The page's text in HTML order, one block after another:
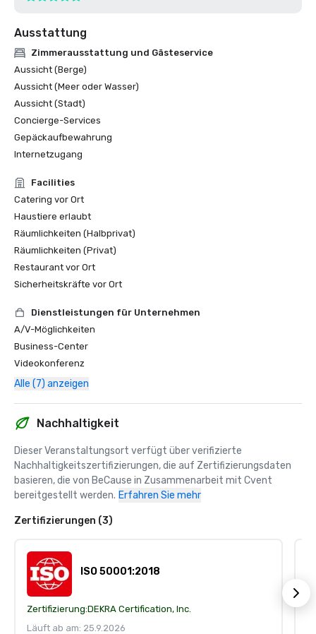
Ausstattung
Zimmerausstattung und Gästeservice
Aussicht (Berge)
Aussicht (Meer oder Wasser)
Aussicht (Stadt)
Concierge-Services
Gepäckaufbewahrung
Internetzugang
Facilities
Catering vor Ort
Haustiere erlaubt
Räumlichkeiten (Halbprivat)
Räumlichkeiten (Privat)
Restaurant vor Ort
Sicherheitskräfte vor Ort
Dienstleistungen für Unternehmen
A/V-Möglichkeiten
Business-Center
Videokonferenz
Alle (7) anzeigen
Nachhaltigkeit
Dieser Veranstaltungsort verfügt über verifizierte
Nachhaltigkeitszertifizierungen, die auf Zertifizierungsdaten
basieren, die von BeCause in Zusammenarbeit mit Cvent
bereitgestellt werden. Erfahren Sie mehr
Zertifizierungen (3)
ISO 50001:2018
Zertifizierung:DEKRA Certification, Inc.
Läuft ab am: 25.9.2026